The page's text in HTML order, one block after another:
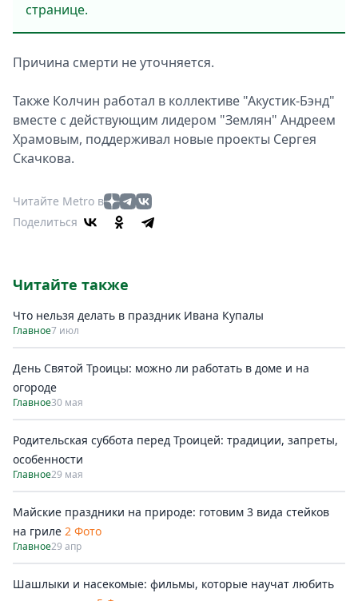
странице.
Причина смерти не уточняется.
Также Колчин работал в коллективе "Акустик-Бэнд"
вместе с действующим лидером "Землян" Андреем
Храмовым, поддерживал новые проекты Сергея
Скачкова.
Читайте Metro в
Поделиться
Читайте также
Что нельзя делать в праздник Ивана Купалы
Главное7 июл
День Святой Троицы: можно ли работать в доме и на
огороде
Главное30 мая
Родительская суббота перед Троицей: традиции, запреты,
особенности
Главное29 мая
Майские праздники на природе: готовим 3 вида стейков
на гриле 2 Фото
Главное29 апр
Шашлыки и насекомые: фильмы, которые научат любить